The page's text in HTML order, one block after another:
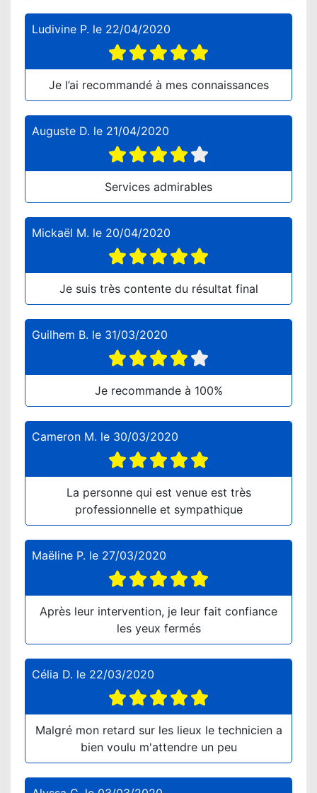
Ludivine P. le 22/04/2020
Je l’ai recommandé à mes connaissances
Auguste D. le 21/04/2020
Services admirables
Mickaël M. le 20/04/2020
Je suis très contente du résultat final
Guilhem B. le 31/03/2020
Je recommande à 100%
Cameron M. le 30/03/2020
La personne qui est venue est très
professionnelle et sympathique
Maëline P. le 27/03/2020
Après leur intervention, je leur fait confiance
les yeux fermés
Célia D. le 22/03/2020
Malgré mon retard sur les lieux le technicien a
bien voulu m'attendre un peu